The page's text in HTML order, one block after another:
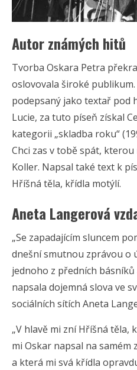
Autor známých hitů
Tvorba Oskara Petra
oslovovala široké publikum.
podepsaný jako textař pod
Lucie, za tuto píseň získal
kategorii „skladba roku“
Chci zas v tobě spát,
Koller. Napsal také text k
Hříšná těla, křídla motýlí.
Aneta Langerová
„Se zapadajícím sluncem
dnešní smutnou zprávou o
jednoho z předních
napsala dojemná slova ve
sociálních sítích Aneta
„V hlavě mi zní Hříšná
mi Oskar napsal na samém
a která mi svá křídla